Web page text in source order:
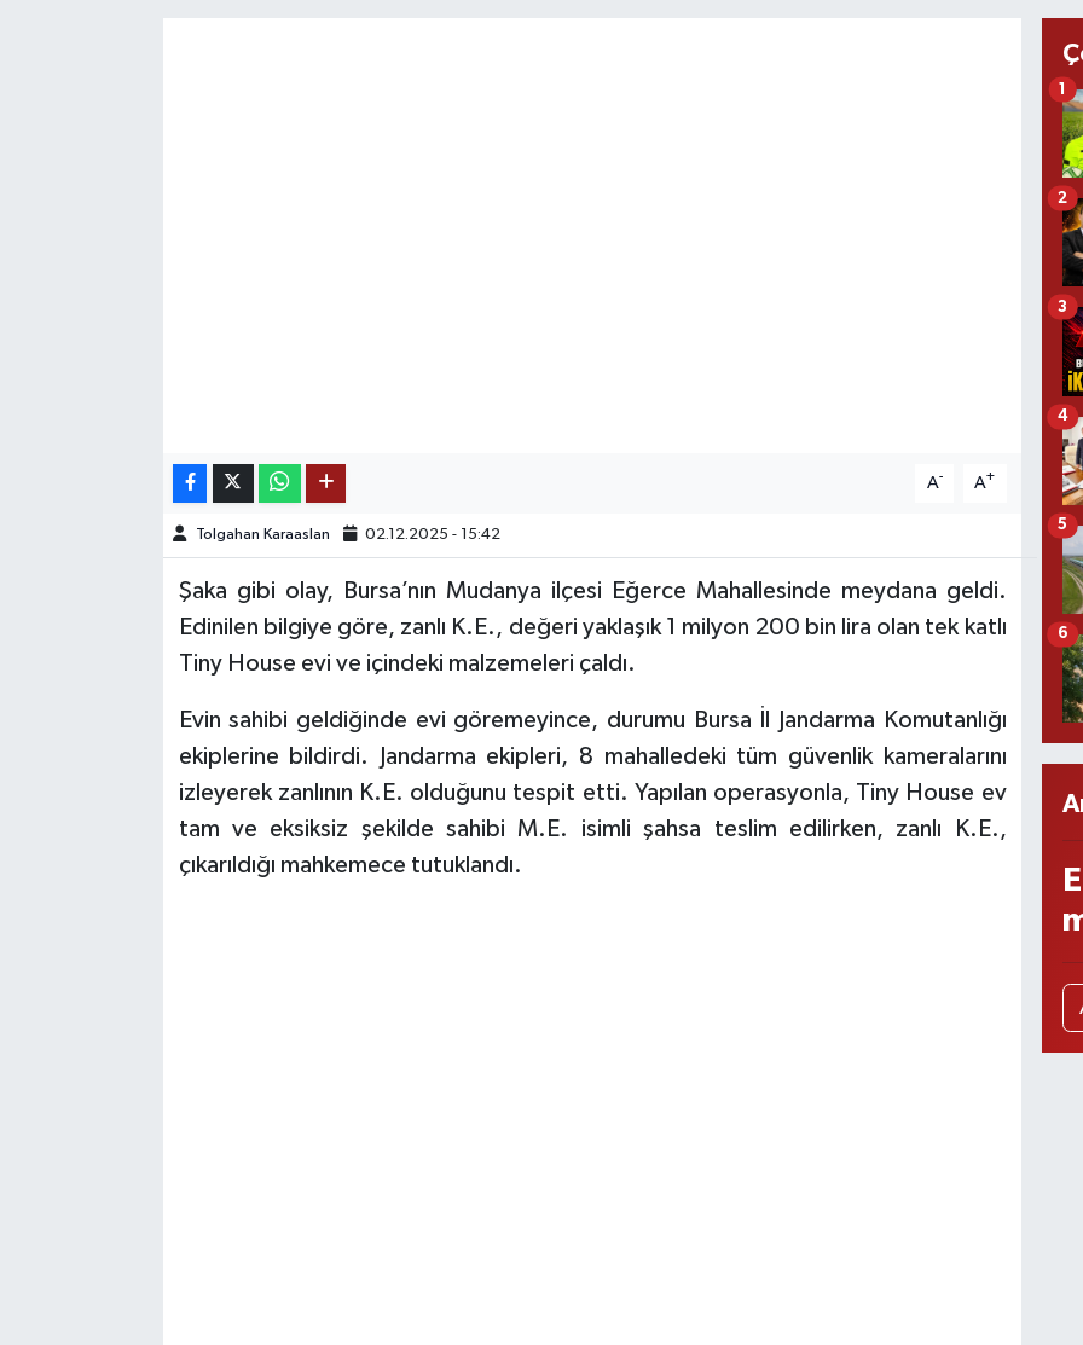
A- A+
Tolgahan Karaaslan 02.12.2025 - 15:42
Şaka gibi olay, Bursa’nın Mudanya ilçesi Eğerce Mahallesinde meydana geldi.
Edinilen bilgiye göre, zanlı K.E., değeri yaklaşık 1 milyon 200 bin lira olan tek katlı
Tiny House evi ve içindeki malzemeleri çaldı.
Evin sahibi geldiğinde evi göremeyince, durumu Bursa İl Jandarma Komutanlığı
ekiplerine bildirdi. Jandarma ekipleri, 8 mahalledeki tüm güvenlik kameralarını
izleyerek zanlının K.E. olduğunu tespit etti. Yapılan operasyonla, Tiny House ev
tam ve eksiksiz şekilde sahibi M.E. isimli şahsa teslim edilirken, zanlı K.E.,
çıkarıldığı mahkemece tutuklandı.
1
2
3
4
5
6
OTOMOTİV
KÜLTÜR SANAT